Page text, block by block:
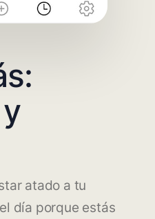
atado a tu
día porque estás